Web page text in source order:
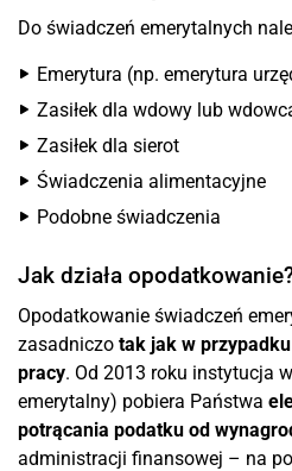
Do świadczeń emerytalnych
Emerytura (np. emerytura
Zasiłek dla wdowy lub
Zasiłek dla sierot
Świadczenia alimentacyjne
Podobne świadczenia
Jak działa
Opodatkowanie świadczeń
zasadniczo tak jak w
pracy. Od 2013 roku instytucja
emerytalny) pobiera Państwa
potrącania podatku od
administracji finansowej – na